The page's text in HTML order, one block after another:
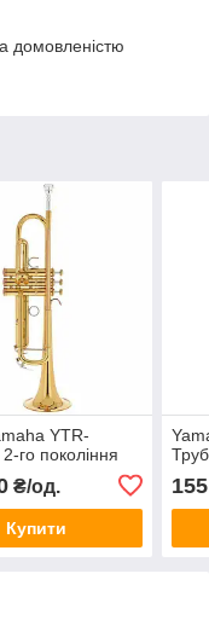
домовленістю
YTR-
го покоління
₴/од.
Купити